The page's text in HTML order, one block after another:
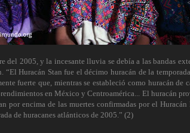
del 2005, y la incesante lluvia se debía a las bandas
“El Huracán Stan fue el décimo huracán de la
fuerte que, mientras se estableció como huracán de
en México y Centroamérica... El huracán
por encima de las muertes confirmadas por el
de huracanes atlánticos de 2005.” (2)